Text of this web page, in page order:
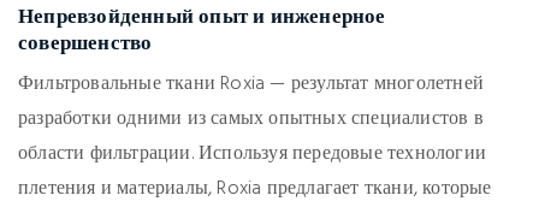
Непревзойденный опыт и инженерное
совершенство
Фильтровальные ткани Roxia — результат многолетней
разработки одними из самых опытных специалистов в
области фильтрации. Используя передовые технологии
плетения и материалы, Roxia предлагает ткани, которые